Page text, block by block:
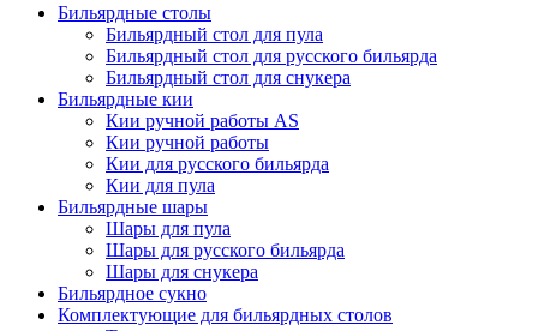
Бильярдные столы
Бильярдный стол для пула
Бильярдный стол для русского бильярда
Бильярдный стол для снукера
Бильярдные кии
Кии ручной работы AS
Кии ручной работы
Кии для русского бильярда
Кии для пула
Бильярдные шары
Шары для пула
Шары для русского бильярда
Шары для снукера
Бильярдное сукно
Комплектующие для бильярдных столов